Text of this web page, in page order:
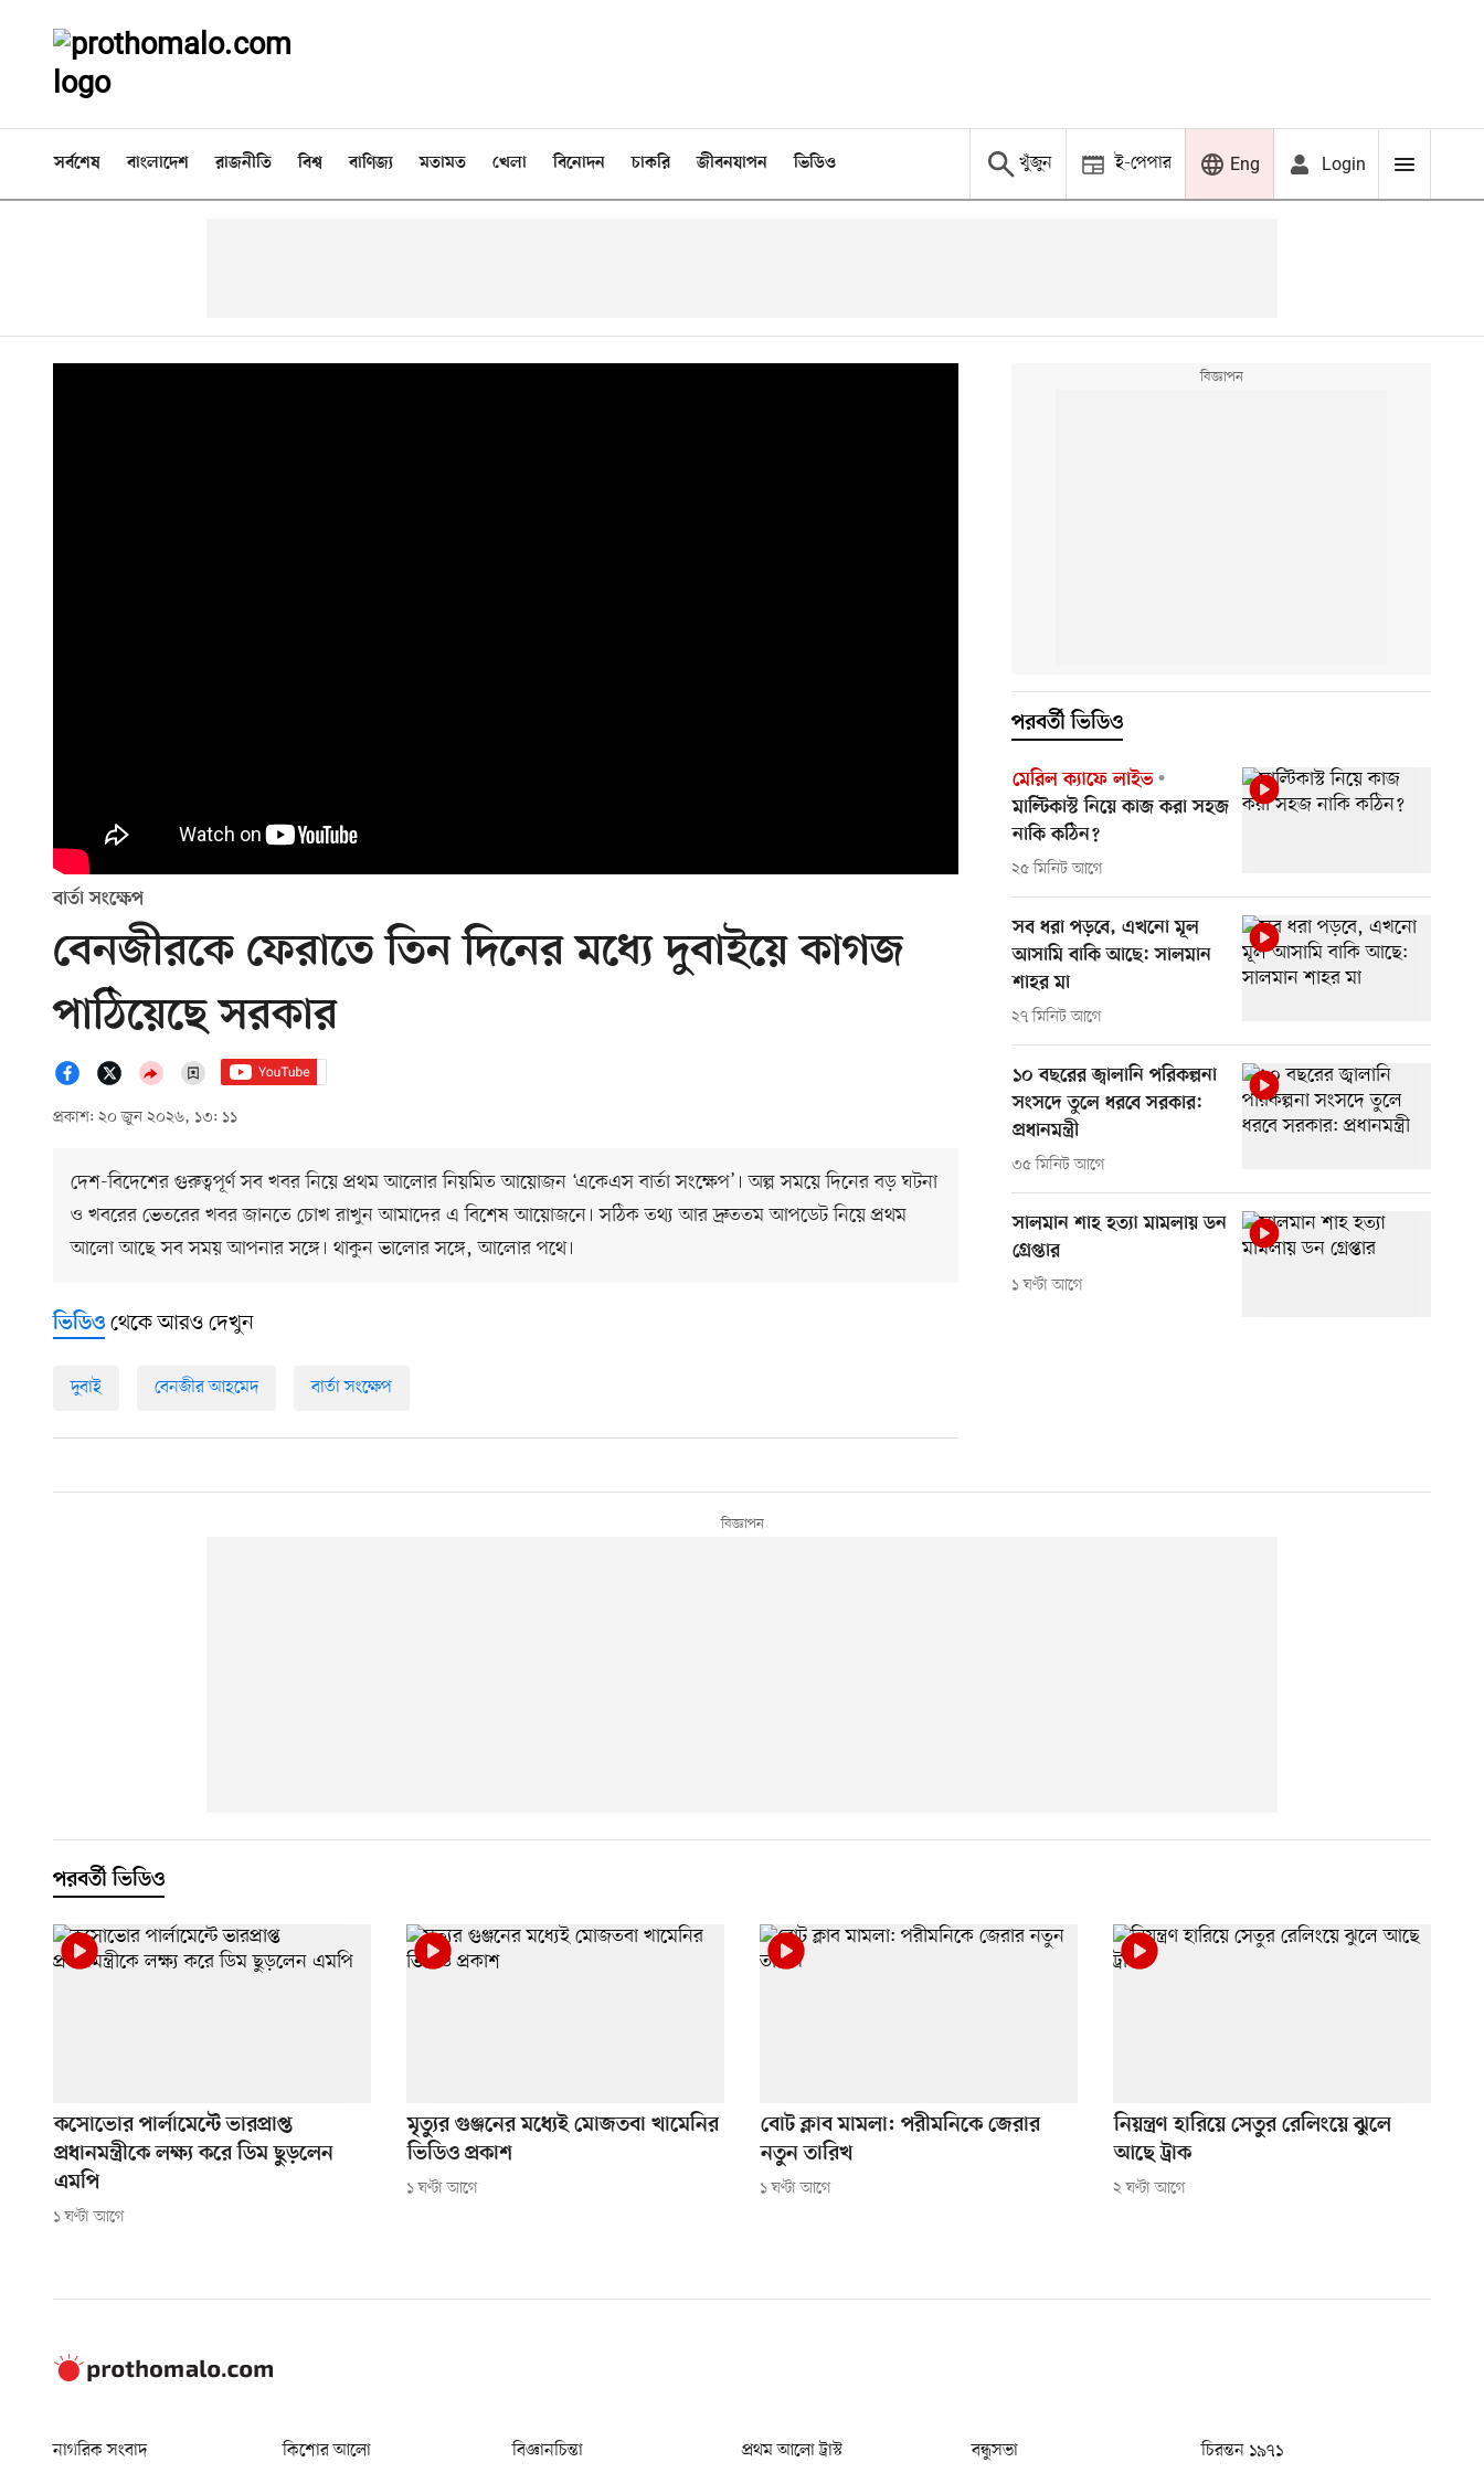
সর্বশেষ বাংলাদেশ রাজনীতি বিশ্ব বাণিজ্য মতামত খেলা বিনোদন চাকরি জীবনযাপন ভিডিও খুঁজুন ই-পেপার Eng Login
বার্তা সংক্ষেপ
বেনজীরকে ফেরাতে তিন দিনের মধ্যে দুবাইয়ে কাগজ
পাঠিয়েছে সরকার
প্রকাশ: ২০ জুন ২০২৬, ১৩: ১১
দেশ-বিদেশের গুরুত্বপূর্ণ সব খবর নিয়ে প্রথম আলোর নিয়মিত আয়োজন ‘একেএস বার্তা সংক্ষেপ’। অল্প সময়ে দিনের বড় ঘটনা
ও খবরের ভেতরের খবর জানতে চোখ রাখুন আমাদের এ বিশেষ আয়োজনে। সঠিক তথ্য আর দ্রুততম আপডেট নিয়ে প্রথম
আলো আছে সব সময় আপনার সঙ্গে। থাকুন ভালোর সঙ্গে, আলোর পথে।
পরবর্তী ভিডিও
মেরিল ক্যাফে লাইভ
মাল্টিকাস্ট নিয়ে কাজ করা সহজ
নাকি কঠিন?
২৫ মিনিট আগে
সব ধরা পড়বে, এখনো মূল
আসামি বাকি আছে: সালমান
শাহর মা
২৭ মিনিট আগে
১০ বছরের জ্বালানি পরিকল্পনা
সংসদে তুলে ধরবে সরকার:
প্রধানমন্ত্রী
৩৫ মিনিট আগে
সালমান শাহ হত্যা মামলায় ডন
গ্রেপ্তার
১ ঘণ্টা আগে
ভিডিও থেকে আরও দেখুন
দুবাই বেনজীর আহমেদ বার্তা সংক্ষেপ
পরবর্তী ভিডিও
কসোভোর পার্লামেন্টে ভারপ্রাপ্ত
প্রধানমন্ত্রীকে লক্ষ্য করে ডিম ছুড়লেন
এমপি
১ ঘণ্টা আগে
মৃত্যুর গুঞ্জনের মধ্যেই মোজতবা খামেনির
ভিডিও প্রকাশ
১ ঘণ্টা আগে
বোট ক্লাব মামলা: পরীমনিকে জেরার
নতুন তারিখ
১ ঘণ্টা আগে
নিয়ন্ত্রণ হারিয়ে সেতুর রেলিংয়ে ঝুলে
আছে ট্রাক
২ ঘণ্টা আগে
নাগরিক সংবাদ কিশোর আলো বিজ্ঞানচিন্তা প্রথম আলো ট্রাস্ট বন্ধুসভা চিরন্তন ১৯৭১